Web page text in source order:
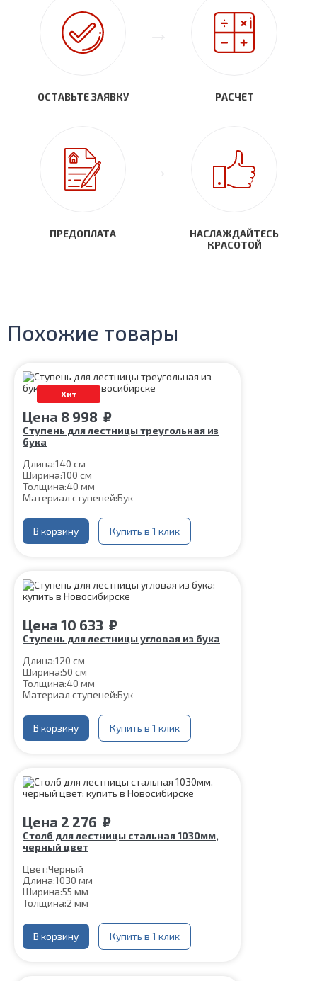
ОСТАВЬТЕ ЗАЯВКУ РАСЧЕТ
ПРЕДОПЛАТА
НАСЛАЖДАЙТЕСЬ
КРАСОТОЙ
Похожие товары
Хит
Цена 8 998 ₽
Ступень для лестницы треугольная из
бука
Длина:140 см
Ширина:100 см
Толщина:40 мм
Материал ступеней:Бук
В корзину Купить в 1 клик
Цена 10 633 ₽
Ступень для лестницы угловая из бука
Длина:120 см
Ширина:50 см
Толщина:40 мм
Материал ступеней:Бук
В корзину Купить в 1 клик
Цена 2 276 ₽
Столб для лестницы стальная 1030мм,
черный цвет
Цвет:Чёрный
Длина:1030 мм
Ширина:55 мм
Толщина:2 мм
В корзину Купить в 1 клик